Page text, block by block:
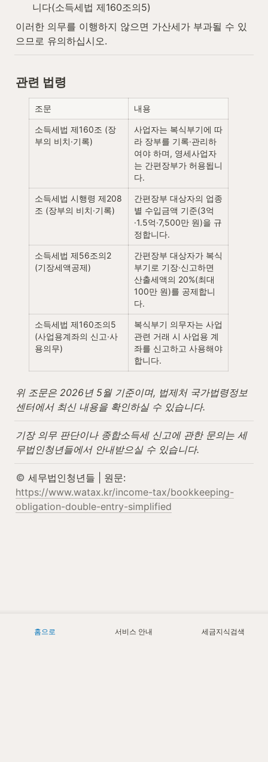
니다(소득세법 제160조의5)
이러한 의무를 이행하지 않으면 가산세가 부과될 수 있
으므로 유의하십시오.
관련 법령
조문 내용
소득세법 제160조 (장
부의 비치·기록)
사업자는 복식부기에 따
라 장부를 기록·관리하
여야 하며, 영세사업자
는 간편장부가 허용됩니
다.
소득세법 시행령 제208
조 (장부의 비치·기록)
간편장부 대상자의 업종
별 수입금액 기준(3억
·1.5억·7,500만 원)을 규
정합니다.
소득세법 제56조의2
(기장세액공제)
간편장부 대상자가 복식
부기로 기장·신고하면
산출세액의 20%(최대
100만 원)를 공제합니
다.
소득세법 제160조의5
(사업용계좌의 신고·사
용의무)
복식부기 의무자는 사업
관련 거래 시 사업용 계
좌를 신고하고 사용해야
합니다.
위 조문은 2026년 5월 기준이며, 법제처 국가법령정보
센터에서 최신 내용을 확인하실 수 있습니다.
기장 의무 판단이나 종합소득세 신고에 관한 문의는 세
무법인청년들에서 안내받으실 수 있습니다.
https://www.watax.kr/income-tax/bookkeeping-
obligation-double-entry-simplified
홈으로 서비스 안내 세금지식검색